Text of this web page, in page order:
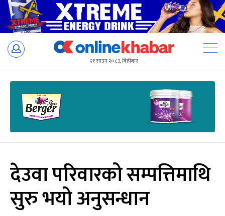
Skip
२१ साउन २०८३, बिहीबार
देउवा परिवारको सम्पत्तिमाथि
सुरु भयो अनुसन्धान